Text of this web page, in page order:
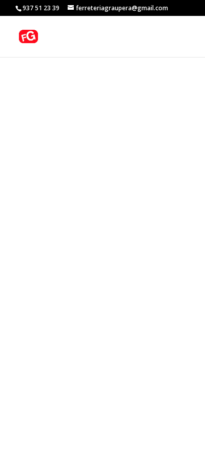
937 51 23 39 ferreteriagraupera@gmail.com